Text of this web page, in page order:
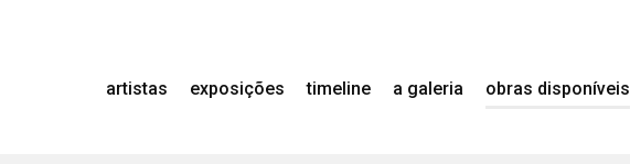
artistas exposições timeline a galeria obras disponíveis